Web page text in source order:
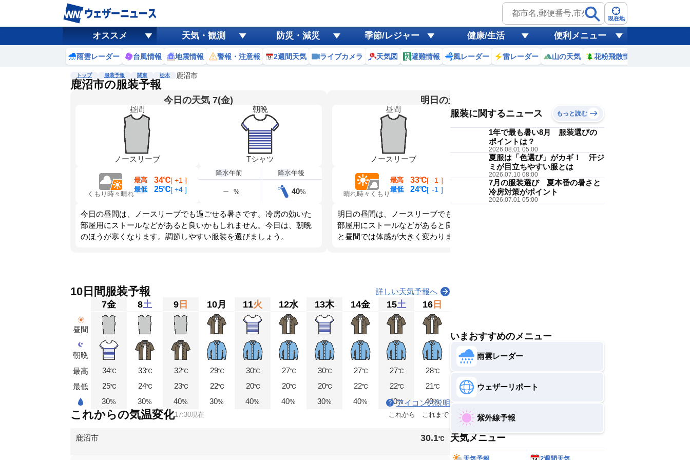
現在地
オススメ 天気・観測 防災・減災 季節/レジャー 健康/生活 便利メニュー
雨雲レーダー 台風情報 地震情報 警報・注意報 2週間天気 ライブカメラ 天気図 避難情報 風レーダー 雷レーダー 山の天気 花粉飛散情報
トップ 服装予報 関東 栃木 鹿沼市
鹿沼市の服装予報
今日の天気 7(金)
昼間
ノースリーブ
朝晩
Tシャツ
くもり時々晴れ
最高 34℃[ +1 ]
最低 25℃[ +4 ]
降水午前
%
降水午後
40%
今日の昼間は、ノースリーブでも過ごせる暑さです。冷房の効いた
部屋用にストールなどがあると良いかもしれません。今日は、朝晩
のほうが寒くなります。調節しやすい服装を選びましょう。
明日の天気 8(土)
昼間
ノースリーブ
朝晩
半袖シャツ
晴れ時々くもり
最高 33℃[ -1 ]
最低 24℃[ -1 ]
午前
40%
降水 午後
50%
明日の昼間は、ノースリーブでも過ごせる暑さです。冷房の効いた
部屋用にストールなどがあると良いかもしれません。明日は、朝晩
と昼間では体感が大きく変わります。調節しやすい服装を選びまし
10日間服装予報 詳しい天気予報へ
昼間
朝晩
最高
最低
7金
34℃
25℃
30%
8土
33℃
24℃
30%
9 日
32℃
23℃
40%
10月
29℃
22℃
30%
11火
30℃
20℃
40%
12水
27℃
20℃
40%
13木
30℃
20℃
30%
14金
27℃
22℃
40%
15土
27℃
22℃
40%
16 日
28℃
21℃
40%
アイコンの説明
これからの気温変化17:30現在 これから これまで
鹿沼市 30.1℃
服装に関するニュース もっと読む
1年で最も暑い8月 服装選びの
ポイントは？
2026.08.01 05:00
夏服は「色選び」がカギ！ 汗ジ
ミが目立ちやすい服とは
2026.07.10 08:00
7月の服装選び 夏本番の暑さと
冷房対策がポイント
2026.07.01 05:00
いまおすすめのメニュー
雨雲レーダー
ウェザーリポート
紫外線予報
天気メニュー
天気予報 2週間天気